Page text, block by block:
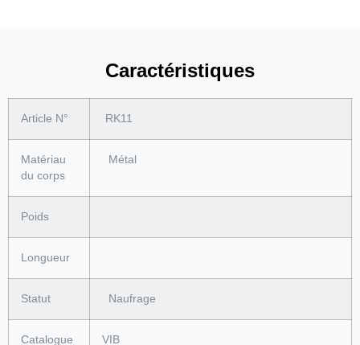
Caractéristiques
Article N° RK11
Matériau
du corps
Métal
Poids
Longueur
Statut Naufrage
Catalogue VIB